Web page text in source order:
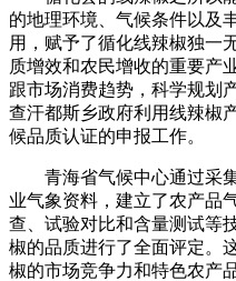
的地理环境、气候条件以及
用，赋予了循化线辣椒独一
质增效和农民增收的重要产
跟市场消费趋势，科学规划
查汗都斯乡政府利用线辣椒
候品质认证的申报工作。
青海省气候中心通过采集
业气象资料，建立了农产品
查、试验对比和含量测试等
椒的品质进行了全面评定。
椒的市场竞争力和特色农产